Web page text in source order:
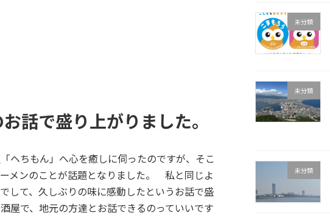
話で盛り上がりました。
ヘちもん」へ心を癒しに伺ったのですが、そこ
メンのことが話題となりました。 私と同じよ
して、久しぶりの味に感動したというお話で盛
屋で、地元の方達とお話できるのっていいです
未分類
未分類
未分類